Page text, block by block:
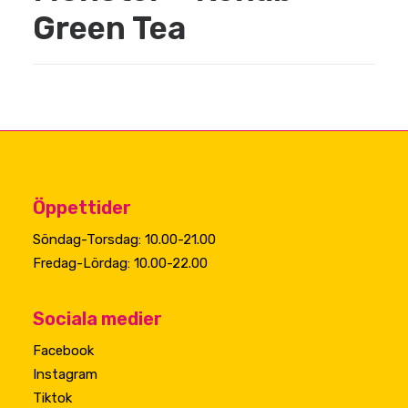
Green Tea
Öppettider
Söndag-Torsdag: 10.00-21.00
Fredag-Lördag: 10.00-22.00
Sociala medier
Facebook
Instagram
Tiktok